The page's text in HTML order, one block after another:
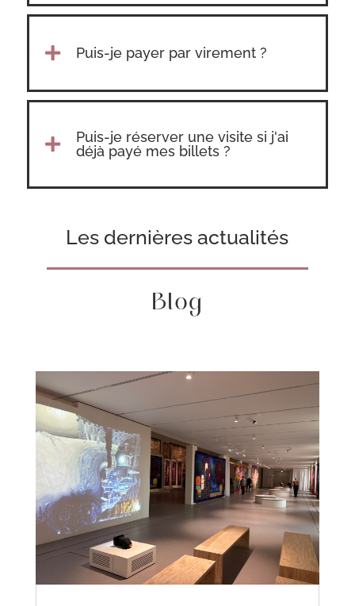
 Puis-je payer par virement ?

Puis-je réserver une visite si j'ai
déjà payé mes billets ?
Les dernières actualités
Blog